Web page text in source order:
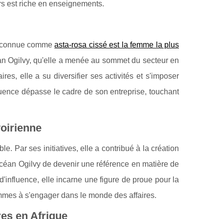
est riche en enseignements.
commeasta-rosa cissé est la femme la plus
Ogilvy, qu'elle a menée au sommet du secteur en
elle a su diversifier ses activités et s'imposer
dépasse le cadre de son entreprise, touchant
Par ses initiatives, elle a contribué à la création
Ogilvy de devenir une référence en matière de
elle incarne une figure de proue pour la
à s'engager dans le monde des affaires.
en Afrique